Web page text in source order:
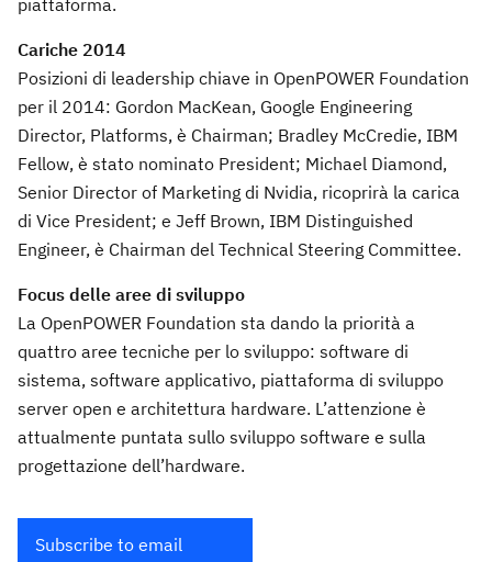
piattaforma.
Cariche 2014
Posizioni di leadership chiave in OpenPOWER Foundation
per il 2014: Gordon MacKean, Google Engineering
Director, Platforms, è Chairman; Bradley McCredie, IBM
Fellow, è stato nominato President; Michael Diamond,
Senior Director of Marketing di Nvidia, ricoprirà la carica
di Vice President; e Jeff Brown, IBM Distinguished
Engineer, è Chairman del Technical Steering Committee.
Focus delle aree di sviluppo
La OpenPOWER Foundation sta dando la priorità a
quattro aree tecniche per lo sviluppo: software di
sistema, software applicativo, piattaforma di sviluppo
server open e architettura hardware. L’attenzione è
attualmente puntata sullo sviluppo software e sulla
progettazione dell’hardware.
Subscribe to email